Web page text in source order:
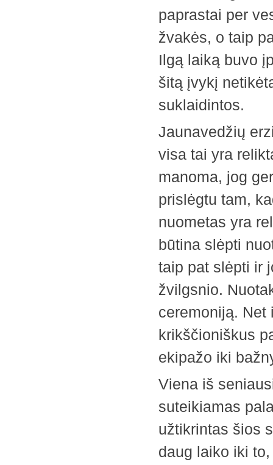
paprastai per
žvakės, o taip
Ilgą laiką buvo
šitą įvykį
suklaidintos.
Jaunavedžių
visa tai yra
manoma, jog
prislėgtu tam,
nuometas yra
būtina slėpti
taip pat slėpti ir
žvilgsnio.
ceremoniją.
krikščioniškus
ekipažo iki
Viena iš
suteikiamas
užtikrintas šios
daug laiko iki